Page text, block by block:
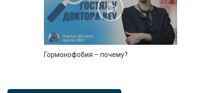
Гормонофобия – почему?